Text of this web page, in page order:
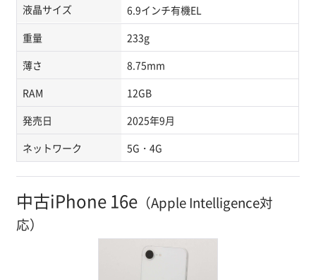
液晶サイズ
6.9インチ有機EL
重量
233g
薄さ
8.75mm
RAM
12GB
発売日
2025年9月
ネットワーク
5G・4G
中古iPhone 16e （Apple Intelligence対
応）